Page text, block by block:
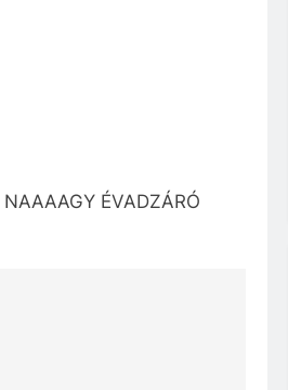
NAAAAGY ÉVADZÁRÓ